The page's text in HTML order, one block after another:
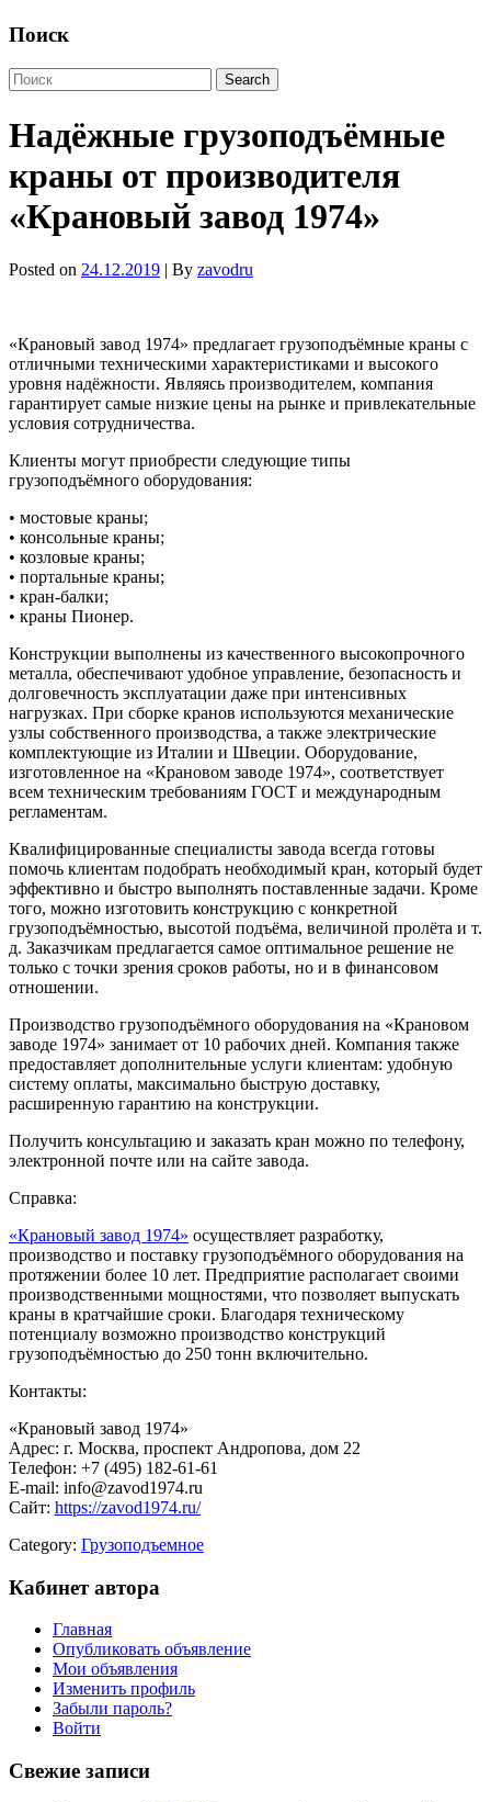
Поиск
Надёжные грузоподъёмные
краны от производителя
«Крановый завод 1974»
Posted on 24.12.2019 | By zavodru
«Крановый завод 1974» предлагает грузоподъёмные краны с
отличными техническими характеристиками и высокого
уровня надёжности. Являясь производителем, компания
гарантирует самые низкие цены на рынке и привлекательные
условия сотрудничества.
Клиенты могут приобрести следующие типы
грузоподъёмного оборудования:
• мостовые краны;
• консольные краны;
• козловые краны;
• портальные краны;
• кран-балки;
• краны Пионер.
Конструкции выполнены из качественного высокопрочного
металла, обеспечивают удобное управление, безопасность и
долговечность эксплуатации даже при интенсивных
нагрузках. При сборке кранов используются механические
узлы собственного производства, а также электрические
комплектующие из Италии и Швеции. Оборудование,
изготовленное на «Крановом заводе 1974», соответствует
всем техническим требованиям ГОСТ и международным
регламентам.
Квалифицированные специалисты завода всегда готовы
помочь клиентам подобрать необходимый кран, который будет
эффективно и быстро выполнять поставленные задачи. Кроме
того, можно изготовить конструкцию с конкретной
грузоподъёмностью, высотой подъёма, величиной пролёта и т.
д. Заказчикам предлагается самое оптимальное решение не
только с точки зрения сроков работы, но и в финансовом
отношении.
Производство грузоподъёмного оборудования на «Крановом
заводе 1974» занимает от 10 рабочих дней. Компания также
предоставляет дополнительные услуги клиентам: удобную
систему оплаты, максимально быструю доставку,
расширенную гарантию на конструкции.
Получить консультацию и заказать кран можно по телефону,
электронной почте или на сайте завода.
Справка:
«Крановый завод 1974» осуществляет разработку,
производство и поставку грузоподъёмного оборудования на
протяжении более 10 лет. Предприятие располагает своими
производственными мощностями, что позволяет выпускать
краны в кратчайшие сроки. Благодаря техническому
потенциалу возможно производство конструкций
грузоподъёмностью до 250 тонн включительно.
Контакты:
«Крановый завод 1974»
Адрес: г. Москва, проспект Андропова, дом 22
Телефон: +7 (495) 182-61-61
E-mail: info@zavod1974.ru
Сайт: https://zavod1974.ru/
Category: Грузоподъемное
Кабинет автора
Главная
Опубликовать объявление
Мои объявления
Изменить профиль
Забыли пароль?
Войти
Свежие записи